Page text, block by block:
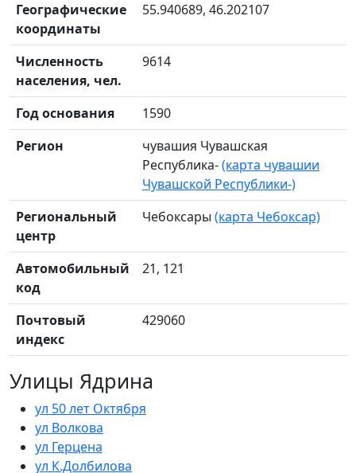
Географические
координаты
55.940689, 46.202107
Численность
населения, чел.
9614
Год основания
1590
Регион
чувашия Чувашская
Республика-(карта чувашии
Чувашской Республики-)
Региональный
центр
Чебоксары (карта Чебоксар)
Автомобильный
код
21, 121
Почтовый
индекс
429060
Улицы Ядрина
ул 50 лет Октября
ул Волкова
ул Герцена
ул К.Долбилова